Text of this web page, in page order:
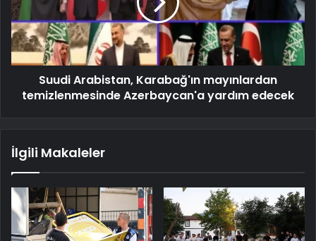
Suudi Arabistan, Karabağ'ın mayınlardan
temizlenmesinde Azerbaycan'a yardım edecek
İlgili Makaleler